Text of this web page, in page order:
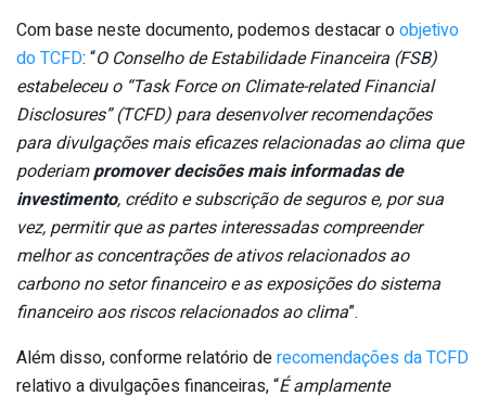
Com base neste documento, podemos destacar oobjetivo
do TCFD: “O Conselho de Estabilidade Financeira (FSB)
estabeleceu o “Task Force on Climate-related Financial
Disclosures” (TCFD) para desenvolver recomendações
para divulgações mais eficazes relacionadas ao clima que
poderiampromover decisões mais informadas de
investimento, crédito e subscrição de seguros e, por sua
vez, permitir que as partes interessadas compreender
melhor as concentrações de ativos relacionados ao
carbono no setor financeiro e as exposições do sistema
financeiro aos riscos relacionados ao clima”.
Além disso, conforme relatório derecomendações da TCFD
relativo a divulgações financeiras, “É amplamente